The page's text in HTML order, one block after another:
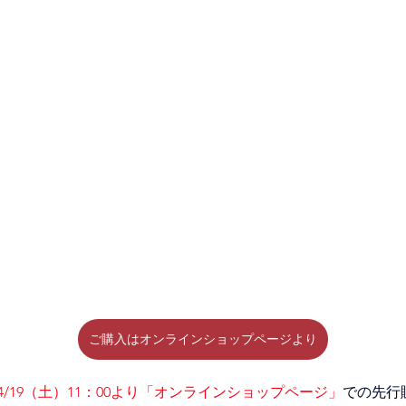
ご購入はオンラインショップページより
19（土）11：00より「オンラインショップページ」 での先行